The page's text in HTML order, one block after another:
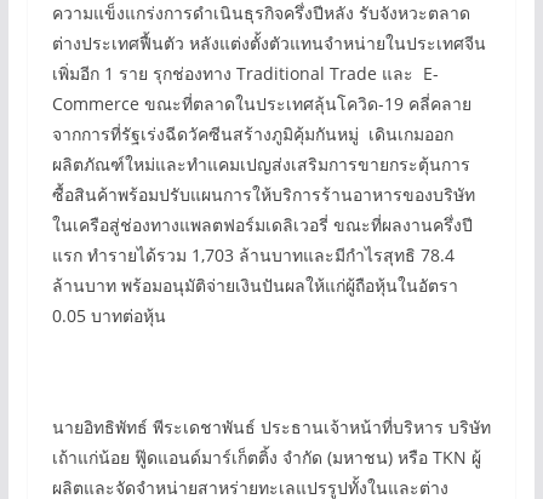
ความแข็งแกร่งการดำเนินธุรกิจครึ่งปีหลัง รับจังหวะตลาด
ต่างประเทศฟื้นตัว หลังแต่งตั้งตัวแทนจำหน่ายในประเทศจีน
เพิ่มอีก 1 ราย รุกช่องทาง Traditional Trade และ E-
Commerce ขณะที่ตลาดในประเทศลุ้นโควิด-19 คลี่คลาย
จากการที่รัฐเร่งฉีดวัคซีนสร้างภูมิคุ้มกันหมู่ เดินเกมออก
ผลิตภัณฑ์ใหม่และทำแคมเปญส่งเสริมการขายกระตุ้นการ
ซื้อสินค้าพร้อมปรับแผนการให้บริการร้านอาหารของบริษัท
ในเครือสู่ช่องทางแพลตฟอร์มเดลิเวอรี่ ขณะที่ผลงานครึ่งปี
แรก ทำรายได้รวม 1,703 ล้านบาทและมีกำไรสุทธิ 78.4
ล้านบาท พร้อมอนุมัติจ่ายเงินปันผลให้แก่ผู้ถือหุ้นในอัตรา
0.05 บาทต่อหุ้น
นายอิทธิพัทธ์ พีระเดชาพันธ์ ประธานเจ้าหน้าที่บริหาร บริษัท
เถ้าแก่น้อย ฟู๊ดแอนด์มาร์เก็ตติ้ง จำกัด (มหาชน) หรือ TKN ผู้
ผลิตและจัดจำหน่ายสาหร่ายทะเลแปรรูปทั้งในและต่าง